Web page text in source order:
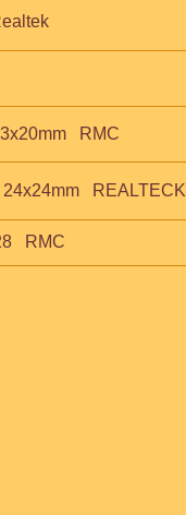
RMC
REALTECK
RMC